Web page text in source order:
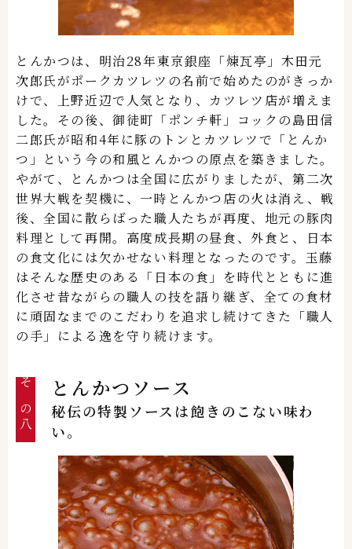
とんかつは、明治28年東京銀座「煉瓦亭」木田元
次郎氏がポークカツレツの名前で始めたのがきっか
けで、上野近辺で人気となり、カツレツ店が増えま
した。その後、御徒町「ポンチ軒」コックの島田信
二郎氏が昭和4年に豚のトンとカツレツで「とんか
つ」という今の和風とんかつの原点を築きました。
やがて、とんかつは全国に広がりましたが、第二次
世界大戦を契機に、一時とんかつ店の火は消え、戦
後、全国に散らばった職人たちが再度、地元の豚肉
料理として再開。高度成長期の昼食、外食と、日本
の食文化には欠かせない料理となったのです。玉藤
はそんな歴史のある「日本の食」を時代とともに進
化させ昔ながらの職人の技を語り継ぎ、全ての食材
に頑固なまでのこだわりを追求し続けてきた「職人
の手」による逸を守り続けます。
その八 とんかつソース
秘伝の特製ソースは飽きのこない味わ
い。